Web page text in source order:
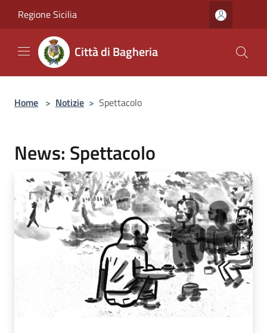
Regione Sicilia
Città di Bagheria
Home > Notizie > Spettacolo
News: Spettacolo